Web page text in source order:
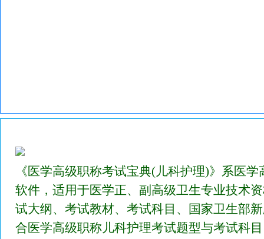
《医学高级职称考试宝典(儿科护理)》系医
软件，适用于医学正、副高级卫生专业技术
试大纲、考试教材、考试科目、国家卫生部
合医学高级职称儿科护理考试题型与考试科